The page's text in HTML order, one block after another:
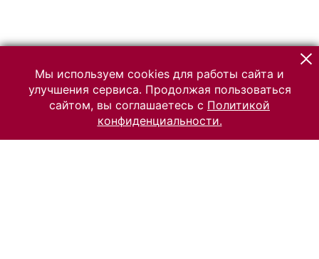
Мы используем cookies для работы сайта и
улучшения сервиса. Продолжая пользоваться
сайтом, вы соглашаетесь с Политикой
конфиденциальности.